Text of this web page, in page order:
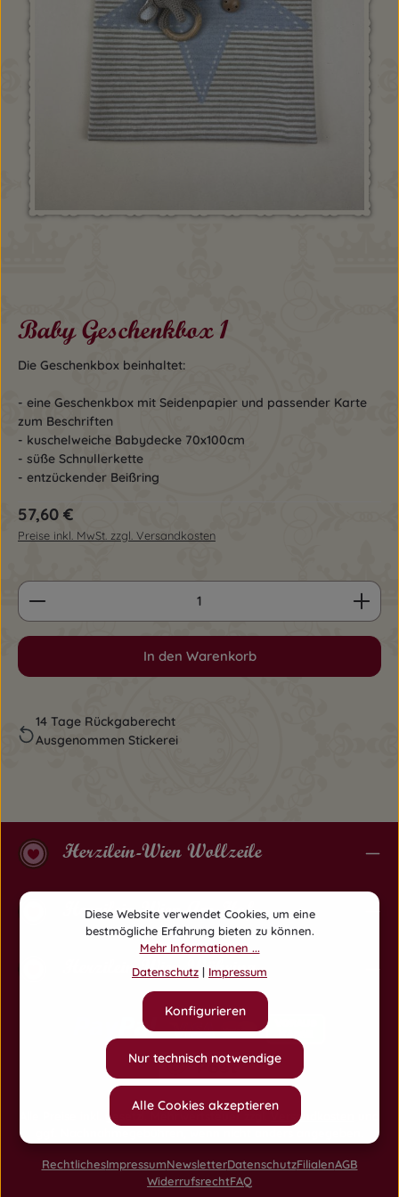
Baby Geschenkbox 1
Die Geschenkbox beinhaltet:
- eine Geschenkbox mit Seidenpapier und passender Karte
zum Beschriften
- kuschelweiche Babydecke 70x100cm
- süße Schnullerkette
- entzückender Beißring
Regulärer Preis:
57,60 €
Preise inkl. MwSt. zzgl. Versandkosten
Produkt Anzahl: Gib den gewünschten Wert ein
In den Warenkorb
14 Tage Rückgaberecht
Ausgenommen Stickerei
Herzilein-Wien Wollzeile
Herzilein-Wien Am Hof
Herzilein-Wien Währing
Alle Preise inkl. gesetzl. Mehrwertsteuer zzgl. Versandkosten
RechtlichesImpressumNewsletterDatenschutzFilialenAGB
WiderrufsrechtFAQ
Diese Website verwendet Cookies, um eine
bestmögliche Erfahrung bieten zu können.
Mehr Informationen ...
Datenschutz | Impressum
Nur technisch notwendige
Konfigurieren
Alle Cookies akzeptieren